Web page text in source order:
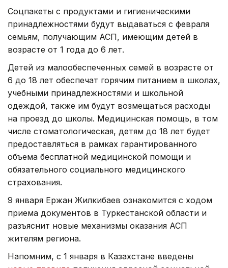
Соцпакеты с продуктами и гигиеническими
принадлежностями будут выдаваться с февраля
семьям, получающим АСП, имеющим детей в
возрасте от 1 года до 6 лет.
Детей из малообеспеченных семей в возрасте от
6 до 18 лет обеспечат горячим питанием в школах,
учебными принадлежностями и школьной
одеждой, также им будут возмещаться расходы
на проезд до школы. Медицинская помощь, в том
числе стоматологическая, детям до 18 лет будет
предоставляться в рамках гарантированного
объема бесплатной медицинской помощи и
обязательного социального медицинского
страхования.
9 января Ержан Жилкибаев ознакомится с ходом
приема документов в Туркестанской области и
разъяснит новые механизмы оказания АСП
жителям региона.
Напомним, с 1 января в Казахстане введены